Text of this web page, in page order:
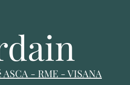
ASCA - RME -VISANA